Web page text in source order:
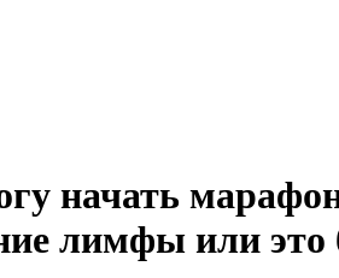
начать
лимфы или это